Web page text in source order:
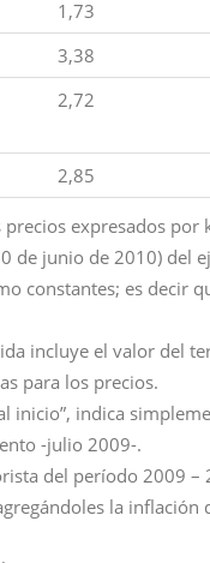
1,73
3,38
2,72
2,85
precios expresados
de junio de 2010) del
constantes; es decir
incluye el valor del
para los precios.
inicio”, indica
-julio 2009-.
del período 2009 –
la